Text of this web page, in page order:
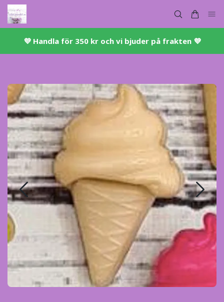
💜 ​Handla för 350 kr och vi bjuder på frakten 💜​